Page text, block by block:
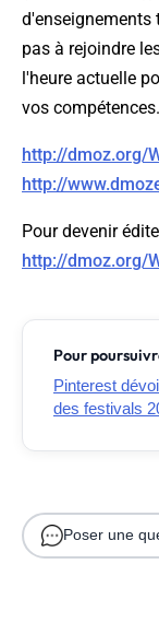
d'enseignements
pas à rejoindre
l'heure actuelle
vos
http://dmoz.org/
http://
Pour devenir
http://dmoz.org/
Pour
Pinterest
des festivals
Poser une